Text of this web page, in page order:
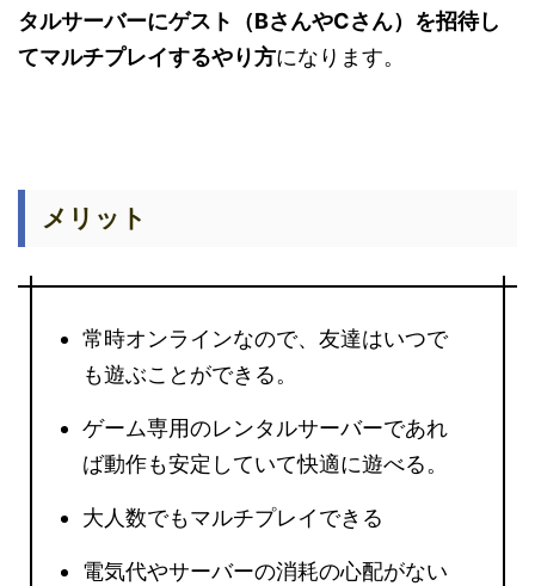
タルサーバーにゲスト（BさんやCさん）を招待し
てマルチプレイするやり方になります。
メリット
常時オンラインなので、友達はいつで
も遊ぶことができる。
ゲーム専用のレンタルサーバーであれ
ば動作も安定していて快適に遊べる。
大人数でもマルチプレイできる
電気代やサーバーの消耗の心配がない